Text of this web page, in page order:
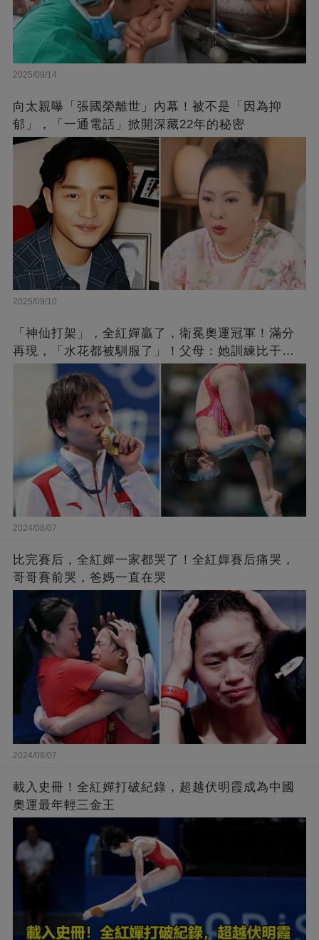
2025/09/14
向太親曝「張國榮離世」內幕！被不是「因為抑
郁」，「一通電話」掀開深藏22年的秘密
2025/09/10
「神仙打架」，全紅嬋贏了，衛冕奧運冠軍！滿分
再現，「水花都被馴服了」！父母：她訓練比干農
活累百倍！陳芋汐惜敗，獲得銀牌
2024/08/07
比完賽后，全紅嬋一家都哭了！全紅嬋賽后痛哭，
哥哥賽前哭，爸媽一直在哭
2024/08/07
載入史冊！全紅嬋打破紀錄，超越伏明霞成為中國
奧運最年輕三金王